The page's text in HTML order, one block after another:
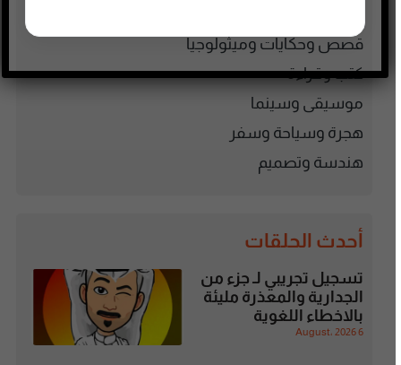
قصص وحكايات وميثولوجيا
كتب وقراءة
موسيقى وسينما
هجرة وسياحة وسفر
هندسة وتصميم
أحدث الحلقات
تسجيل تجريبي لـ جزء من
الجدارية والمعذرة مليئة
بالاخطاء اللغوية
6 August، 2026